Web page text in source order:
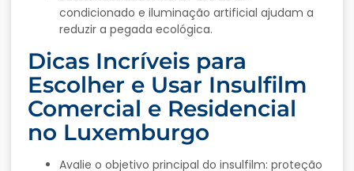
condicionado e iluminação artificial ajudam a
reduzir a pegada ecológica.
Dicas Incríveis para
Escolher e Usar Insulfilm
Comercial e Residencial
no Luxemburgo
Avalie o objetivo principal do insulfilm: proteção